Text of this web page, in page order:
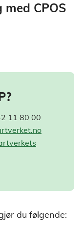
CPOS
11 80 00
du følgende: